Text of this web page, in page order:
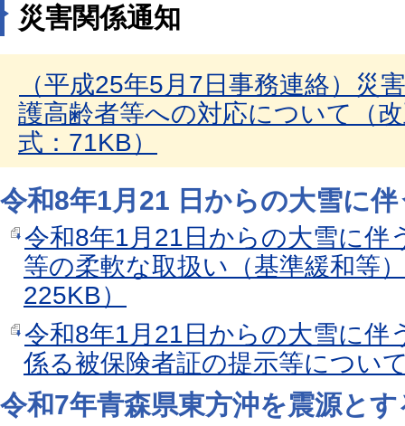
災害関係通知
（平成25年5月7日事務連絡）災
護高齢者等への対応について（
式：71KB）
令和8年1月21 日からの大雪に伴
令和8年1月21日からの大雪に伴
等の柔軟な取扱い（基準緩和等
225KB）
令和8年1月21日からの大雪に伴
係る被保険者証の提示等につい
令和7年青森県東方沖を震源と